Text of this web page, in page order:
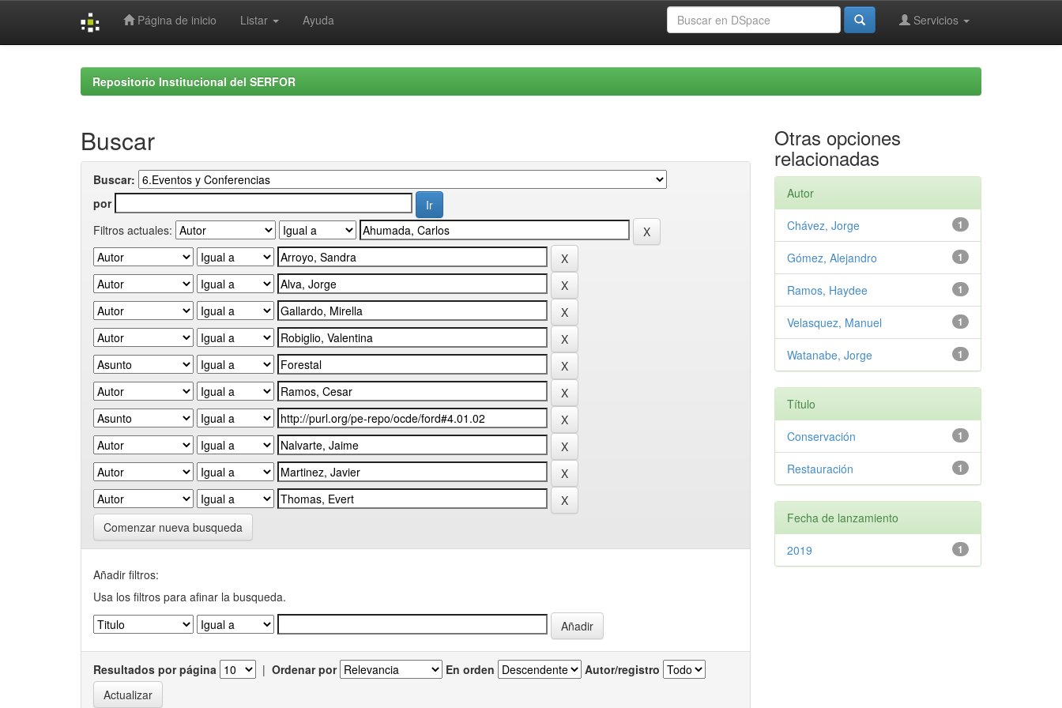
Página de inicio Listar Ayuda Servicios
Repositorio Institucional del SERFOR
Buscar
Buscar:
por
Filtros actuales:
Comenzar nueva busqueda
Añadir filtros:
Usa los filtros para afinar la busqueda.
Resultados por página | Ordenar por En orden Autor/registro
Otras opciones
relacionadas
Autor
1
Chávez, Jorge
1
Gómez, Alejandro
1
Ramos, Haydee
1
Velasquez, Manuel
1
Watanabe, Jorge
Título
1
Conservación
1
Restauración
Fecha de lanzamiento
1
2019